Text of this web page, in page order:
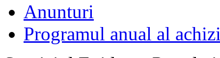
Anunturi
Programul anual al